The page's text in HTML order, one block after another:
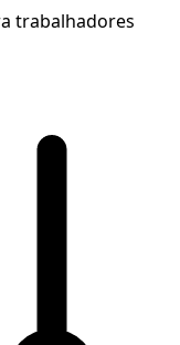
trabalhadores